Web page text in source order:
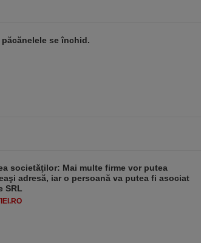
se închid.
societăţilor: Mai multe firme vor putea
adresă, iar o persoană va putea fi asociat
SRL